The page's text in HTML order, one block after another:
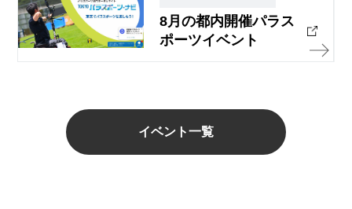
8月の都内開催パラス
ポーツイベント
イベント一覧